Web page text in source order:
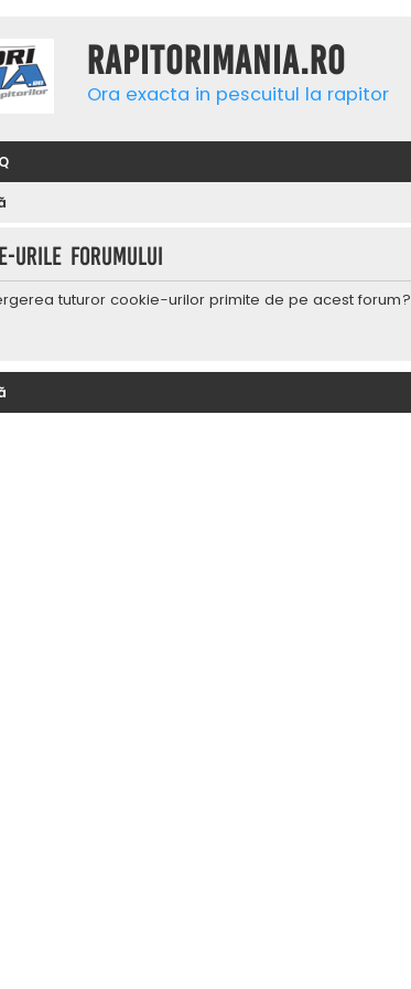
Rapitorimania.ro
Ora exacta in pescuitul la rapitor
urile forumului
tuturor cookie-urilor primite de pe acest forum?